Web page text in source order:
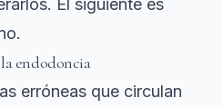
El siguiente es
endodoncia
erróneas que circulan